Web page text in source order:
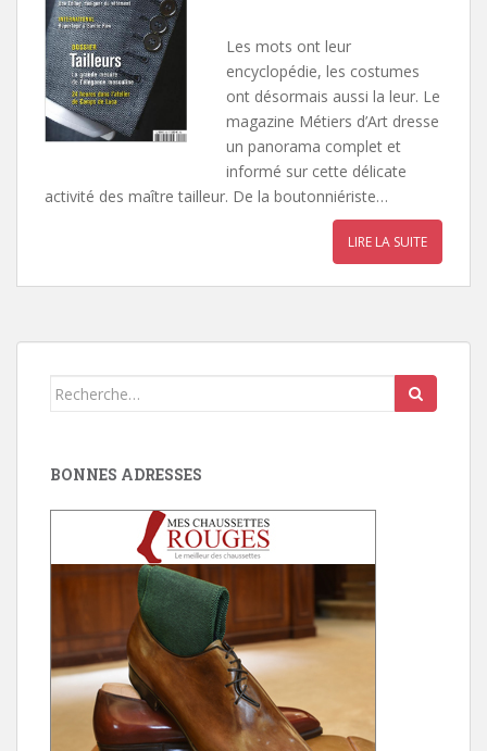
Les mots ont leur
encyclopédie, les costumes
ont désormais aussi la leur. Le
magazine Métiers d’Art dresse
un panorama complet et
informé sur cette délicate
activité des maître tailleur. De la boutonniériste…
LIRE LA SUITE
Search
BONNES ADRESSES